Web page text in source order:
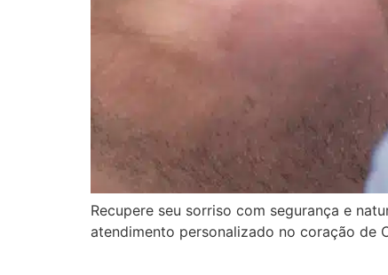
Recupere seu sorriso com segurança e
atendimento personalizado no coração de